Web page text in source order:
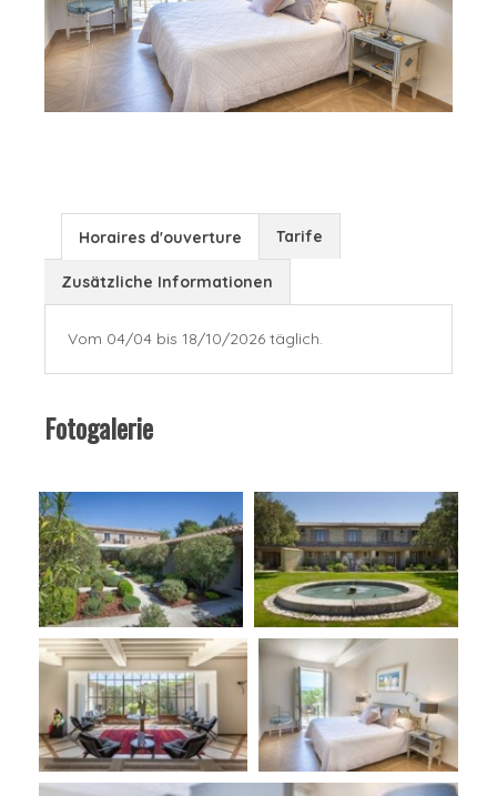
Horaires d'ouverture Tarife
Zusätzliche Informationen
Vom 04/04 bis 18/10/2026 täglich.
Fotogalerie